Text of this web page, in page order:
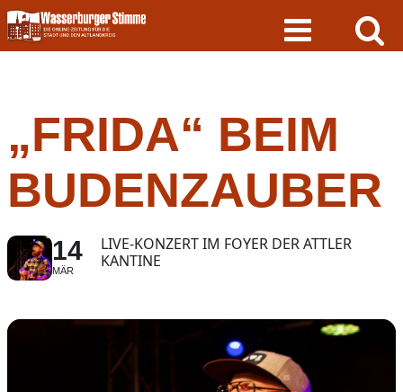
Skip
to
content
„FRIDA“ BEIM
BUDENZAUBER
14
MÄR
LIVE-KONZERT IM FOYER DER ATTLER
KANTINE